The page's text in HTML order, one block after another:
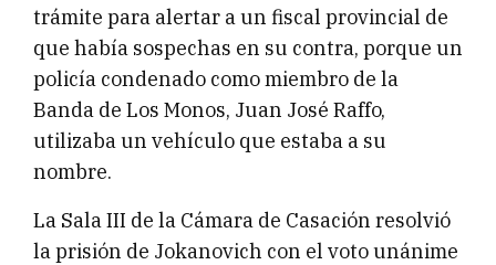
trámite para alertar a un fiscal provincial de
que había sospechas en su contra, porque un
policía condenado como miembro de la
Banda de Los Monos, Juan José Raffo,
utilizaba un vehículo que estaba a su
nombre.
La Sala III de la Cámara de Casación resolvió
la prisión de Jokanovich con el voto unánime